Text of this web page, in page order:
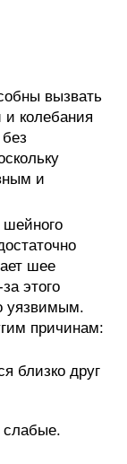
вызвать
и колебания
и
шейного
шее
этого
уязвимым.
причинам:
близко друг